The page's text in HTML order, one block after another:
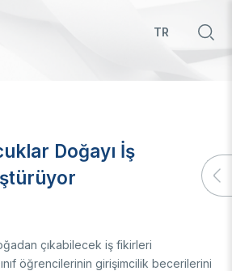
TR
Roadmap
in Priority and Key Technologies
and Innovative University Index
Office
Doğayı İş
çıkabilecek iş fikirleri
öğrencilerinin girişimcilik becerilerini